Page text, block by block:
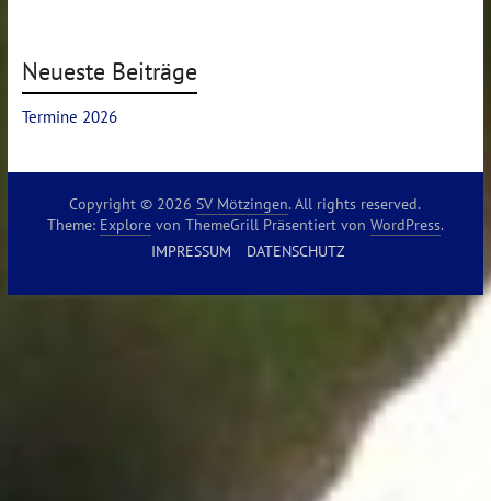
Neueste Beiträge
Termine 2026
Copyright © 2026SV Mötzingen. All rights reserved.
Theme: Explorevon ThemeGrill Präsentiert von WordPress.
IMPRESSUM
DATENSCHUTZ